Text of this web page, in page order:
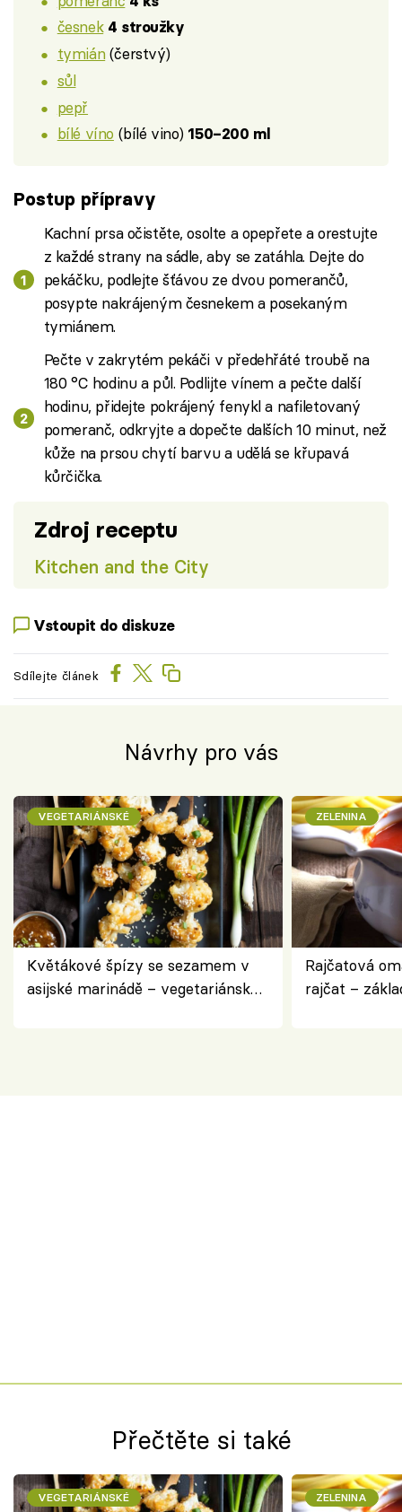
česnek 4 stroužky
tymián(čerstvý)
sůl
pepř
bílé víno (bílé vino) 150–200 ml
Postup přípravy
Kachní prsa očistěte, osolte a opepřete a orestujte
z každé strany na sádle, aby se zatáhla. Dejte do
pekáčku, podlejte šťávou ze dvou pomerančů,
posypte nakrájeným česnekem a posekaným
tymiánem.
Pečte v zakrytém pekáči v předehřáté troubě na
180 °C hodinu a půl. Podlijte vínem a pečte další
hodinu, přidejte pokrájený fenykl a nafiletovaný
pomeranč, odkryjte a dopečte dalších 10 minut, než
kůže na prsou chytí barvu a udělá se křupavá
kůrčička.
Zdroj receptu
Kitchen and the City
Vstoupit do diskuze
Sdílejte článek
Návrhy pro vás
VEGETARIÁNSKÉ
Květákové špízy se sezamem v
asijské marinádě – vegetariánská
ZELENINA
Rajčatová
rajčat –
Přečtěte si také
VEGETARIÁNSKÉ ZELENINA